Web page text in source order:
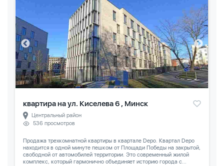
квартира на ул. Киселева 6 , Минск
Центральный район
536 просмотров
Продажа трехкомнатной квартиры в квартале Depo. Квартал Depo
находится в одной минуте пешком от Площади Победы на закрытой,
свободной от автомобилей территории. Это современный жилой
комплекс, который гармонично объединяет историю города с...